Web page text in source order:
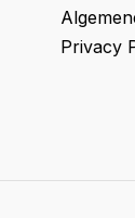
Privacy